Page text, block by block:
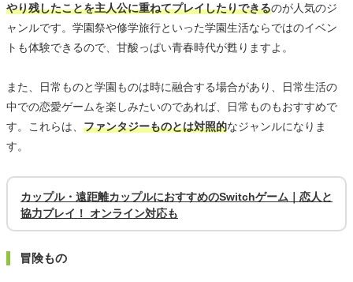
やり残したことを主人公に重ねてプレイしたりできるのが人気のジ
ャンルです。学園祭や修学旅行といった学園生活ならではのイベン
トも体験できるので、甘酸っぱい青春時代が甦りますよ。
また、日常ものと学園ものは時に融合する場合があり、日常生活の
中での恋愛ゲームを楽しみたいのであれば、日常ものもおすすめで
す。これらは、 ファンタジーものとは対照的なジャンルになりま
す。
カップル・遠距離カップルにおすすめのSwitchゲーム｜恋人と
協力プレイ！ オンライン対応も
冒険もの